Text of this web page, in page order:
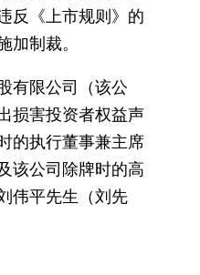
反《上市规则》的
加制裁。
有限公司（该公
损害投资者权益声
的执行董事兼主席
该公司除牌时的高
伟平先生（刘先